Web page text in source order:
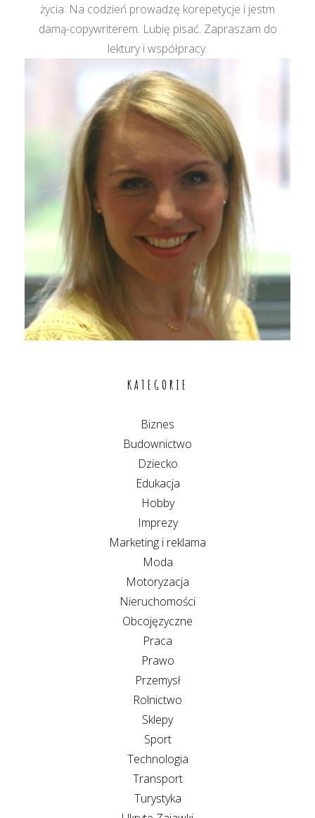
życia. Na codzień prowadzę korepetycje i jestm
damą-copywriterem. Lubię pisać. Zapraszam do
lektury i współpracy.
KATEGORIE
Biznes
Budownictwo
Dziecko
Edukacja
Hobby
Imprezy
Marketing i reklama
Moda
Motoryzacja
Nieruchomości
Obcojęzyczne
Praca
Prawo
Przemysł
Rolnictwo
Sklepy
Sport
Technologia
Transport
Turystyka